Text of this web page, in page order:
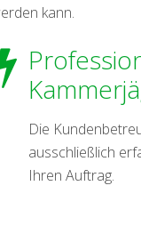
kann.
Die
ausschließlich
Ihren Auftrag.